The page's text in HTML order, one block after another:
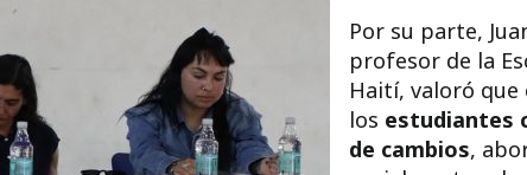
Por su parte,
profesor de la
Haití, valoró que
los estudiantes
de cambios,